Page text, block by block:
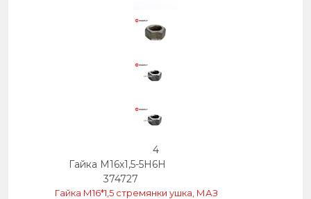
4
Гайка М16х1,5-5Н6Н
374727
Гайка М16*1,5 стремянки ушка, МАЗ